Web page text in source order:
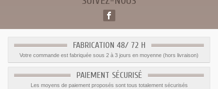
FABRICATION 48/ 72 H
Votre commande est fabriquée sous 2 à 3 jours en moyenne (hors livraison)
PAIEMENT SÉCURISÉ
Les moyens de paiement proposés sont tous totalement sécurisés